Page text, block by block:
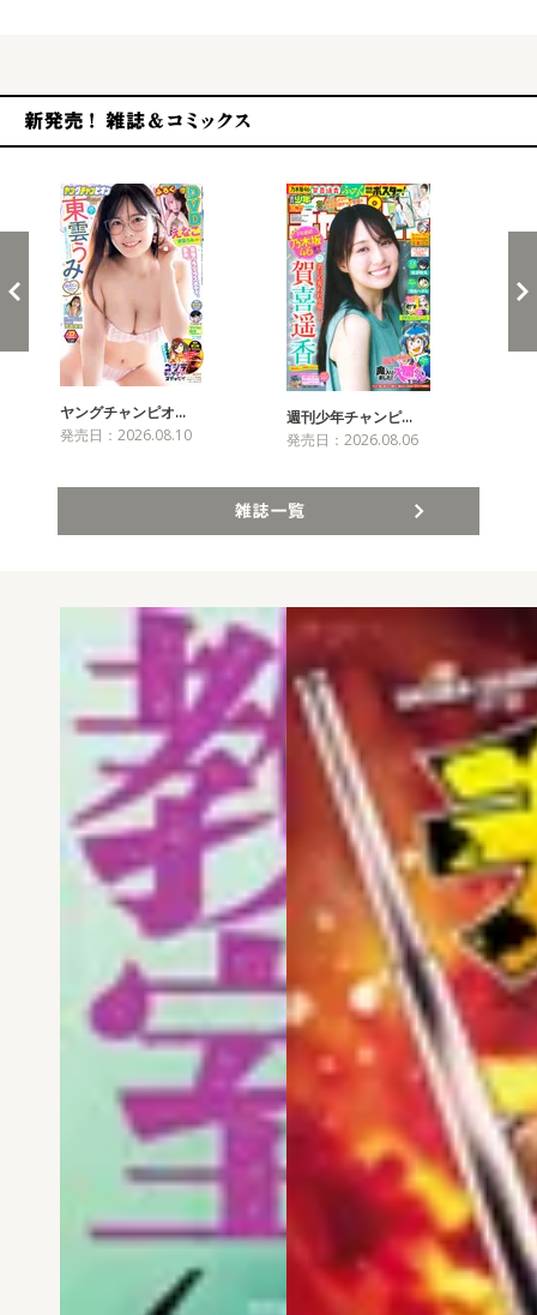
ヤングチャンピオ…
発売日：2026.08.10
週刊少年チャンピ…
発売日：2026.08.06